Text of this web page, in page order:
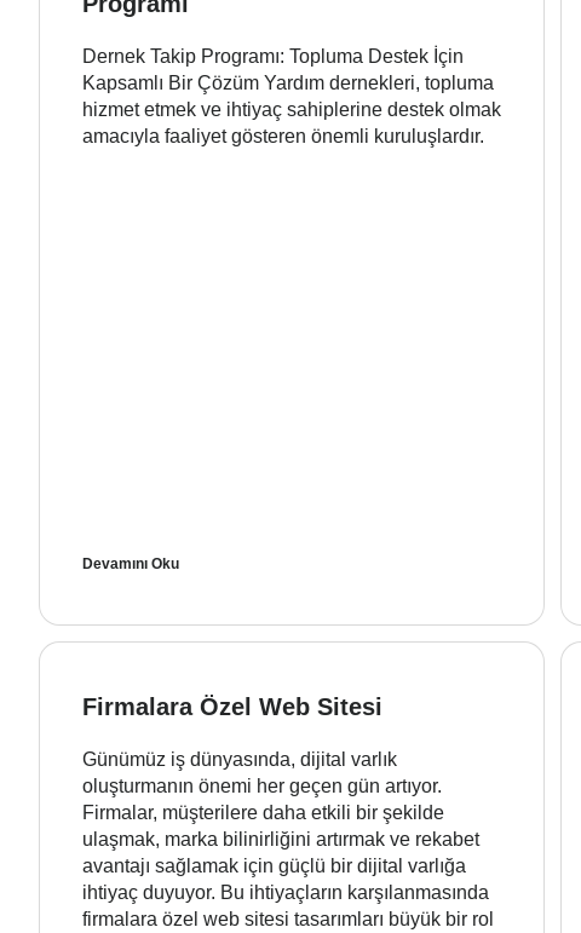
Dernek Takip Programı: Topluma Destek İçin
Kapsamlı Bir Çözüm Yardım dernekleri, topluma
hizmet etmek ve ihtiyaç sahiplerine destek olmak
amacıyla faaliyet gösteren önemli kuruluşlardır.
Devamını Oku
Firmalara Özel Web Sitesi
Günümüz iş dünyasında, dijital varlık
oluşturmanın önemi her geçen gün artıyor.
Firmalar, müşterilere daha etkili bir şekilde
ulaşmak, marka bilinirliğini artırmak ve rekabet
avantajı sağlamak için güçlü bir dijital varlığa
ihtiyaç duyuyor. Bu ihtiyaçların karşılanmasında
firmalara özel web sitesi tasarımları büyük bir rol